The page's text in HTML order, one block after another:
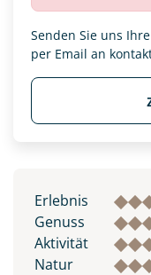
Senden Sie uns
per Email an
Erlebnis
Genuss
Aktivität
Natur
Datenschutz &